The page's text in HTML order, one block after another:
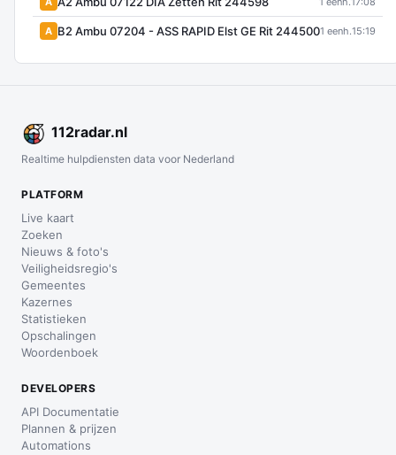
A B2 Ambu 07204 - ASS RAPID Elst GE Rit 2445001 eenh.15:19
112radar.nl
Realtime hulpdiensten data voor Nederland
PLATFORM
Live kaart
Zoeken
Nieuws & foto's
Veiligheidsregio's
Gemeentes
Kazernes
Statistieken
Opschalingen
Woordenboek
DEVELOPERS
API Documentatie
Plannen & prijzen
Automations